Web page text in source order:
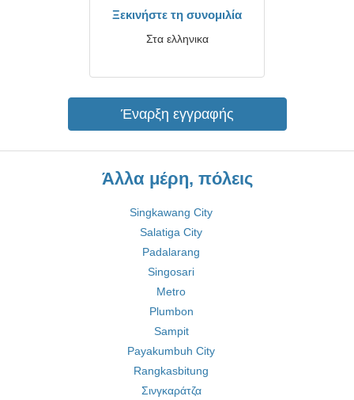
Ξεκινήστε τη συνομιλία
Στα ελληνικα
Έναρξη εγγραφής
Άλλα μέρη, πόλεις
Singkawang City
Salatiga City
Padalarang
Singosari
Metro
Plumbon
Sampit
Payakumbuh City
Rangkasbitung
Σινγκαράτζα